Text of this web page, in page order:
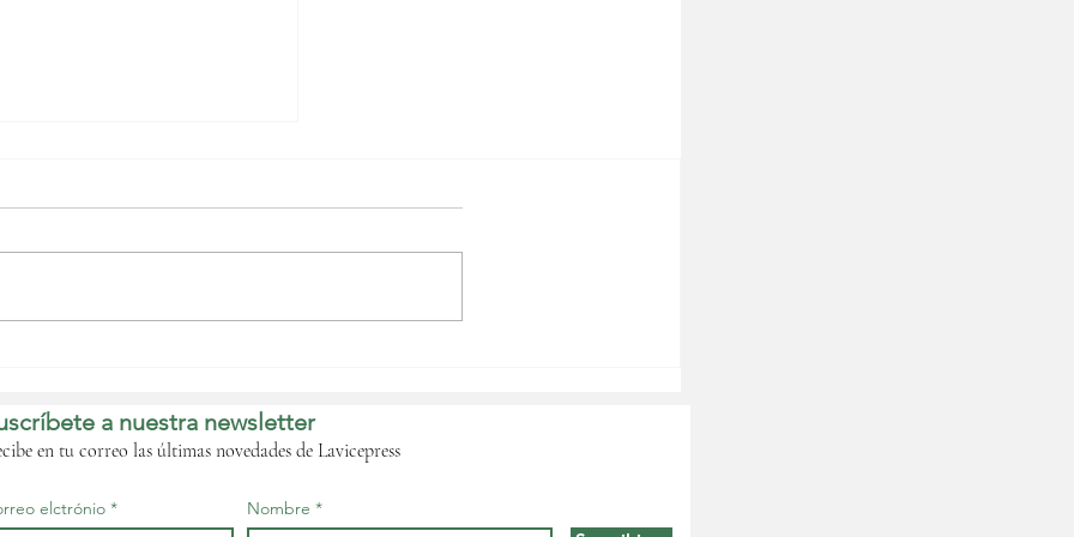
de forma
la crisis que
a nuestra newsletter
en tu correo las últimas novedades de Lavicepress
elctrónio Nombre